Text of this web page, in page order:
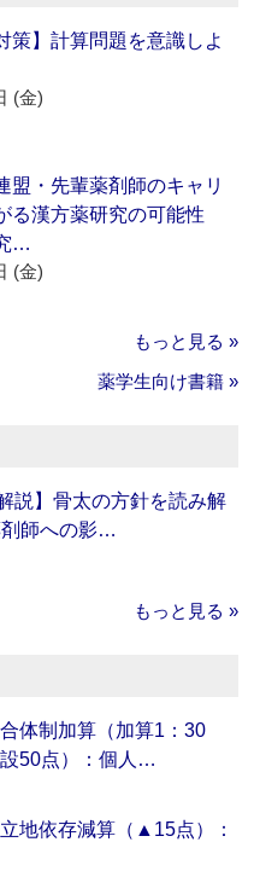
策】計算問題を意識しよ
(金)
盟・先輩薬剤師のキャリ
る漢方薬研究の可能性
…
(金)
もっと見る »
薬学生向け書籍 »
説】骨太の方針を読み解
剤師への影…
もっと見る »
体制加算（加算1：30
50点）：個人…
地依存減算（▲15点）：